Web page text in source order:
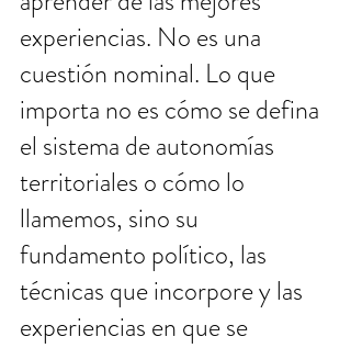
experiencias. No es una
cuestión nominal. Lo que
importa no es cómo se defina
el sistema de autonomías
territoriales o cómo lo
llamemos, sino su
fundamento político, las
técnicas que incorpore y las
experiencias en que se